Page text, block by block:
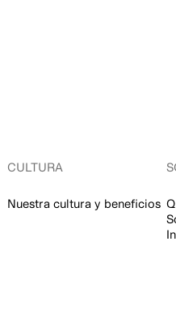
CULTURA
Nuestra cultura y beneficios